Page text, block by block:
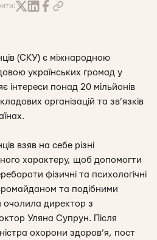
(СКУ) є міжнародною
українських громад у
інтереси понад 20 мільйонів
організацій та зв’язків
взяв на себе різні
характеру, щоб допомогти
фізичні та психологічні
та подібними
директор з
Уляна Супрун. Після
охорони здоров’я, пост